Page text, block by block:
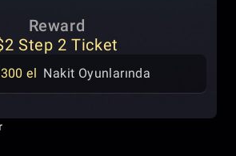
Reward
Step 2 Ticket
300 el Nakit Oyunlarında